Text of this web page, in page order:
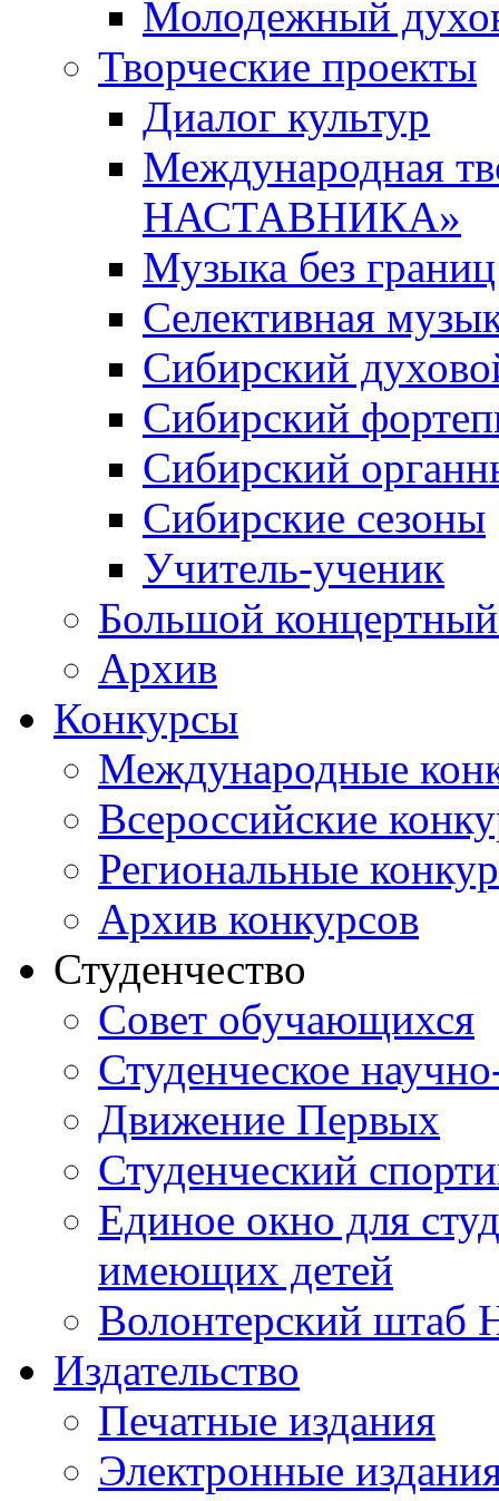
Молодежный
Творческие проекты
Диалог культур
Международная
НАСТАВНИКА»
Музыка без границ
Селективная
Сибирский
Сибирский
Сибирский
Сибирские сезоны
Учитель-ученик
Большой концертный
Архив
Конкурсы
Международные
Всероссийские
Региональные
Архив конкурсов
Студенчество
Совет обучающихся
Студенческое
Движение Первых
Студенческий
Единое окно для
имеющих детей
Волонтерский штаб
Издательство
Печатные издания
Электронные